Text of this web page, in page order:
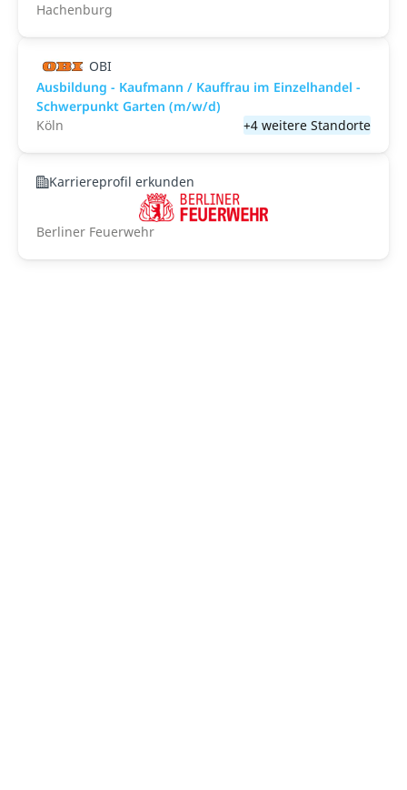
Hachenburg
OBI
Ausbildung - Kaufmann / Kauffrau im Einzelhandel -
Schwerpunkt Garten (m/w/d)
Köln
+4 weitere Standorte
Karriereprofil erkunden
Berliner Feuerwehr